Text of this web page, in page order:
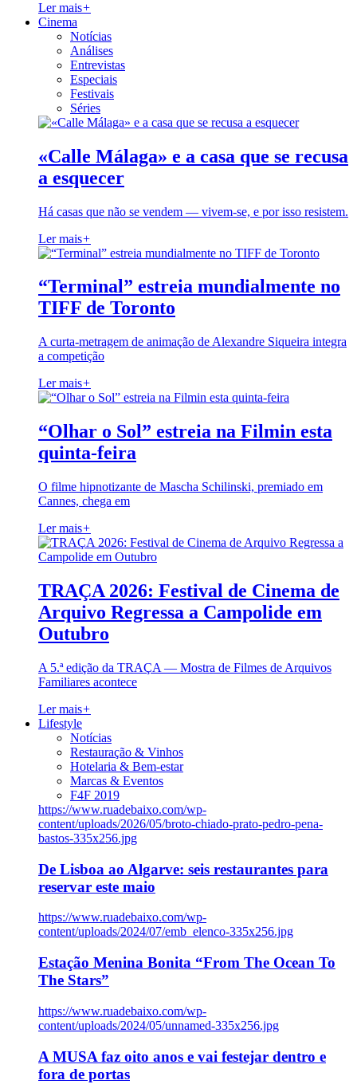
Ler mais+
Cinema
Notícias
Análises
Entrevistas
Especiais
Festivais
Séries
«Calle Málaga» e a casa que se recusa
a esquecer
Há casas que não se vendem — vivem-se, e por isso resistem.
Ler mais+
“Terminal” estreia mundialmente no
TIFF de Toronto
A curta-metragem de animação de Alexandre Siqueira integra
a competição
Ler mais+
“Olhar o Sol” estreia na Filmin esta
quinta-feira
O filme hipnotizante de Mascha Schilinski, premiado em
Cannes, chega em
Ler mais+
TRAÇA 2026: Festival de Cinema de
Arquivo Regressa a Campolide em
Outubro
A 5.ª edição da TRAÇA — Mostra de Filmes de Arquivos
Familiares acontece
Ler mais+
Lifestyle
Notícias
Restauração & Vinhos
Hotelaria & Bem-estar
Marcas & Eventos
F4F 2019
https://www.ruadebaixo.com/wp-
content/uploads/2026/05/broto-chiado-prato-pedro-pena-
bastos-335x256.jpg
De Lisboa ao Algarve: seis restaurantes para
reservar este maio
https://www.ruadebaixo.com/wp-
content/uploads/2024/07/emb_elenco-335x256.jpg
Estação Menina Bonita “From The Ocean To
The Stars”
https://www.ruadebaixo.com/wp-
content/uploads/2024/05/unnamed-335x256.jpg
A MUSA faz oito anos e vai festejar dentro e
fora de portas